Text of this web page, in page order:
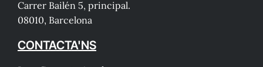
Carrer Bailén 5, principal.
08010, Barcelona
CONTACTA'NS